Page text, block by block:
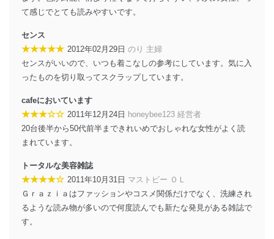
て感じでとても読みやすいです。
センス
★★★★★ 2012年02月29日 のり 主婦
センスがいいので、いつも着こなしの参考にしています。気に入
ったものを切り取ってスクラップしています。
cafeにおいています
★★★☆☆ 2011年12月24日 honeybee123 経営者
20台後半から50代前半まできれいめでおしゃれな女性がよく読
まれています。
トータルな美容雑誌
★★★★☆ 2011年10月31日 マストビー ＯＬ
Ｇｒａｚｉａはファッションやコスメ関係だけでなく、洗練され
るような読み物が多いので何度読んでも新たな発見がある雑誌で
す。